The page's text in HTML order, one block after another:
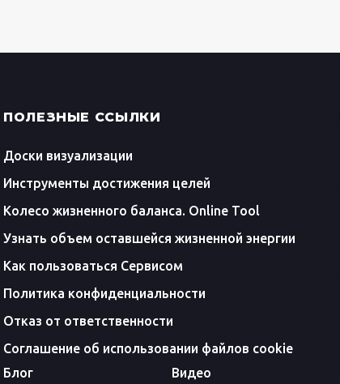
ПОЛЕЗНЫЕ ССЫЛКИ
Доски визуализации
Инструменты достижения целей
Колесо жизненного баланса. Online Tool
Узнать объем оставшейся жизненной энергии
Как пользоваться Сервисом
Политика конфиденциальности
Отказ от ответственности
Соглашение об использовании файлов cookie
Блог
Видео